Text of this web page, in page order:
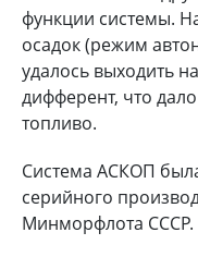
функции системы.
осадок (режим
удалось выходить
дифферент, что
топливо.
Система АСКОП
серийного
Минморфлота СССР.